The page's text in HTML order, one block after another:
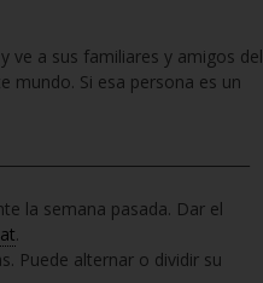
ve a sus familiares y amigos del
mundo. Si esa persona es un
la semana pasada. Dar el
.
Puede alternar o dividir su